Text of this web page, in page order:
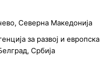
Северна Македонија
за развој и европска
Србија